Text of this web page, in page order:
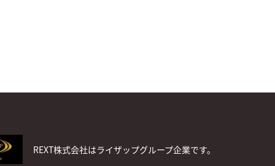
REXT株式会社はライザップグループ企業です。